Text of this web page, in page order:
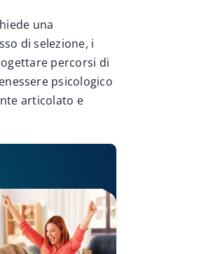
una
di selezione, i
percorsi di
psicologico
articolato e